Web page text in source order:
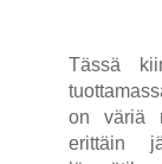
Tässä
on väriä
erittäin